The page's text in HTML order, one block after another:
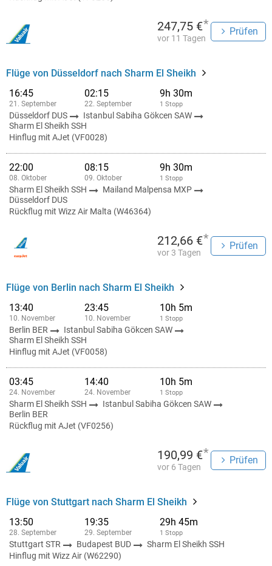
247,75 €*
vor 11 Tagen
Prüfen
Flüge von Düsseldorf nach Sharm El Sheikh
16:45
21. September
02:15
22. September
9h 30m
1 Stopp
Düsseldorf DUS
Istanbul Sabiha Gökcen SAW
Sharm El Sheikh SSH
Hinflug mit AJet (VF0028)
22:00
08. Oktober
08:15
09. Oktober
9h 30m
1 Stopp
Sharm El Sheikh SSH
Mailand Malpensa MXP
Düsseldorf DUS
Rückflug mit Wizz Air Malta (W46364)
212,66 €*
vor 3 Tagen
Prüfen
Flüge von Berlin nach Sharm El Sheikh
13:40
10. November
23:45
10. November
10h 5m
1 Stopp
Berlin BER
Istanbul Sabiha Gökcen SAW
Sharm El Sheikh SSH
Hinflug mit AJet (VF0058)
03:45
24. November
14:40
24. November
10h 5m
1 Stopp
Sharm El Sheikh SSH
Istanbul Sabiha Gökcen SAW
Berlin BER
Rückflug mit AJet (VF0256)
190,99 €*
vor 6 Tagen
Prüfen
Flüge von Stuttgart nach Sharm El Sheikh
13:50
28. September
19:35
29. September
29h 45m
1 Stopp
Stuttgart STR Budapest BUD
Sharm El Sheikh SSH
Hinflug mit Wizz Air (W62290)